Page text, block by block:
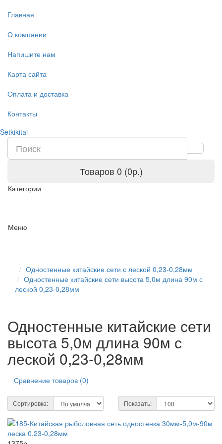
Главная
О компании
Напишите нам
Карта сайта
Оплата и доставка
Контакты
Setkikitai
Товаров 0 (0р.)
Категории
Меню
Одностенные китайские сети с леской 0,23-0,28мм
Одностенные китайские сети высота 5,0м длина 90м с
леской 0,23-0,28мм
Одностенные китайские сети
высота 5,0м длина 90м с
леской 0,23-0,28мм
Сравнение товаров (0)
Сортировка: Показать: